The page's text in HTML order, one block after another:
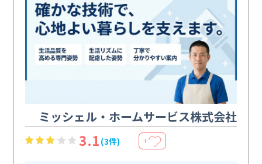
ミッシェル・ホームサービス株式会社
3.1 (3件) ＋